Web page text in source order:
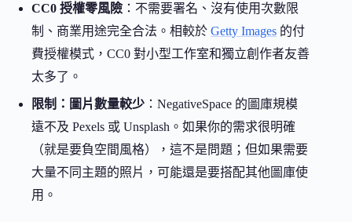
CC0 授權零風險 ：不需要署名、沒有使用次數限
制、商業用途完全合法。相較於 Getty Images 的付
費授權模式，CC0 對小型工作室和獨立創作者友善
太多了。
限制：圖片數量較少 ：NegativeSpace 的圖庫規模
遠不及 Pexels 或 Unsplash。如果你的需求很明確
（就是要負空間風格），這不是問題；但如果需要
大量不同主題的照片，可能還是要搭配其他圖庫使
用。